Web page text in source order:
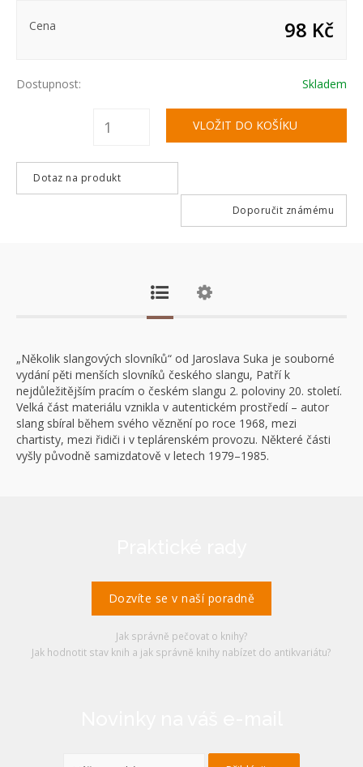
Cena 98 Kč
Dostupnost: Skladem
Dotaz na produkt
Doporučit známému
„Několik slangových slovníků“ od Jaroslava Suka je souborné
vydání pěti menších slovníků českého slangu, Patří k
nejdůležitějším pracím o českém slangu 2. poloviny 20. století.
Velká část materiálu vznikla v autentickém prostředí – autor
slang sbíral během svého věznění po roce 1968, mezi
chartisty, mezi řidiči i v teplárenském provozu. Některé části
vyšly původně samizdatově v letech 1979–1985.
Dozvíte se v naší poradně
Jak správně pečovat o knihy?
Jak hodnotit stav knih a jak správně knihy nabízet do antikvariátu?